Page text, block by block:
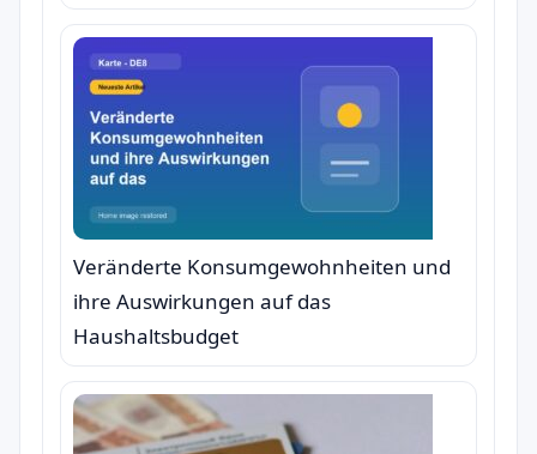
Veränderte Konsumgewohnheiten und
ihre Auswirkungen auf das
Haushaltsbudget